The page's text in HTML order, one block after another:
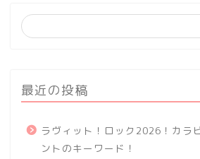
最近の投稿
ラヴィット！ロック2026！カラ
ントのキーワード！